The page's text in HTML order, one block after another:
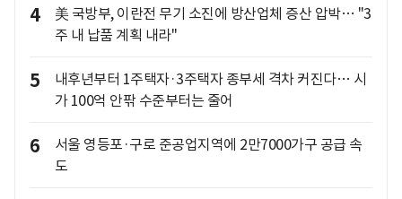
4
美 국방부, 이란전 무기 소진에 방산업체 증산 압박… "3
주 내 납품 계획 내라"
5
내후년부터 1주택자·3주택자 종부세 격차 커진다… 시
가 100억 안팎 수준부터는 줄어
6
서울 영등포·구로 준공업지역에 2만7000가구 공급 속
도